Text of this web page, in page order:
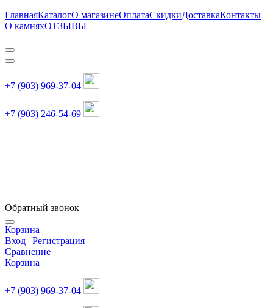
ГлавнаяКаталогО магазинеОплатаСкидкиДоставкаКонтакты
О камняхОТЗЫВЫ
+7 (903) 969-37-04
+7 (903) 246-54-69
Обратный звонок
Корзина
Вход | Регистрация
Сравнение
Корзина
+7 (903) 969-37-04